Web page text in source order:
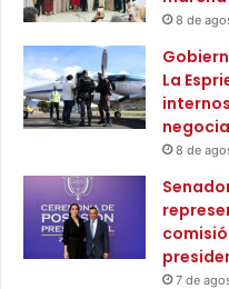
de Paula Santander, en la
de Leyva. Esta iniciativa
ETBNET Colombia
parte de la estrategia
En esta visita, la ministra
presidente de ETB, Diego
compartieron con
beneficiado del servicio
“Nosotros trabajamos
o
8 de
La
8 de
7 de